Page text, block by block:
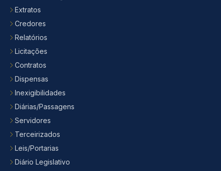
Extratos
Credores
Relatórios
Licitações
Contratos
Dispensas
Inexigibilidades
Diárias/Passagens
Servidores
Terceirizados
Leis/Portarias
Diário Legislativo